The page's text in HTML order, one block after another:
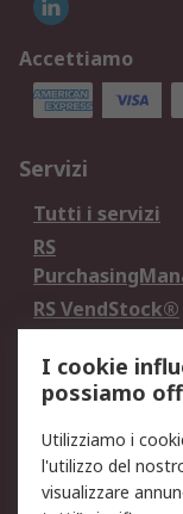
Accettiamo
Servizi
Tutti i servizi
RS
RS VendStock®
Legale
Informativa
I cookie
possiamo
Utilizziamo i
l'utilizzo del
visualizzare